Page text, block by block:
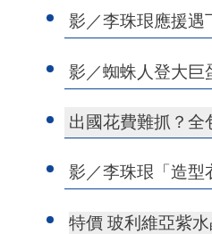
影／李珠珢應援
影／蜘蛛人登大巨
出國花費難抓？全
影／李珠珢「造
特價 玻利維亞紫